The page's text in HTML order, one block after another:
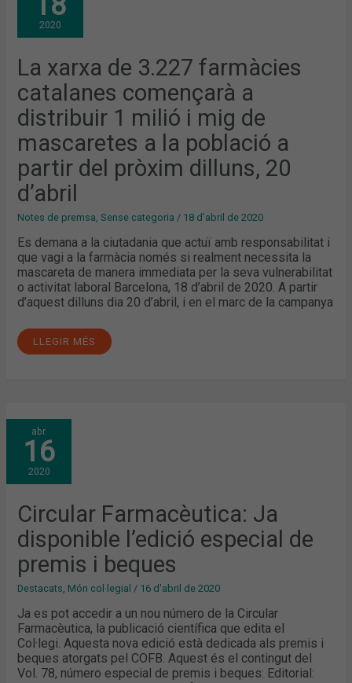
2020
La xarxa de 3.227 farmàcies
catalanes començarà a
distribuir 1 milió i mig de
mascaretes a la població a
partir del pròxim dilluns, 20
d’abril
Notes de premsa,Sense categoria / 18 d'abril de 2020
Es demana a la ciutadania que actuï amb responsabilitat i
que vagi a la farmàcia només si realment necessita la
mascareta de manera immediata per la seva vulnerabilitat
o activitat laboral Barcelona, 18 d’abril de 2020. A partir
d’aquest dilluns dia 20 d’abril, i en el marc de la campanya
3.227
FARMÀCIES
CATALANES
COMENÇARÀ
1
MILIÓ
I
MIG
DE
MASCARETES
A
LA
POBLACIÓ
PARTIR
PRÒXIM
DILLUNS,
D’ABRIL
LLEGIR MÉS
abr.
16
2020
Circular Farmacèutica: Ja
disponible l’edició especial de
premis i beques
Destacats Món col·legial / 16 d'abril de 2020
Ja es pot accedir a un nou número de la Circular
Farmacèutica, la publicació científica que edita el
Col·legi. Aquesta nova edició està dedicada als premis i
beques atorgats pel COFB. Aquest és el contingut del
Vol. 78, número especial de premis i beques: Editorial:
CIRCULAR
FARMACÈUTICA:
JA
DISPONIBLE
L’EDICIÓ
ESPECIAL
DE
I
BEQUES